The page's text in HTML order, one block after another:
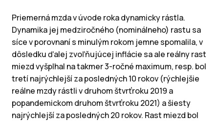
Inzerát
Priemerná mzda v úvode roka dynamicky rástla.
Dynamika jej medziročného (nominálneho) rastu sa
síce v porovnaní s minulým rokom jemne spomalila, v
dôsledku ďalej zvoľňujúcej inflácie sa ale reálny rast
miezd vyšplhal na takmer 3-ročné maximum, resp. bol
tretí najrýchlejší za posledných 10 rokov (rýchlejšie
reálne mzdy rástli v druhom štvrťroku 2019 a
popandemickom druhom štvrťroku 2021) a šiesty
najrýchlejší za posledných 20 rokov. Rast miezd bol